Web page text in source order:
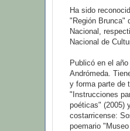
Ha sido
"Región Brunca"
Nacional,
Nacional de
Publicó en el
Andrómeda.
y forma parte de
"Instrucciones
poéticas" (2005)
costarricense:
poemario